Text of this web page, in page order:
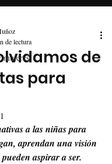
mujeres
de
para
de lectura
a las niñas para
aprendan una visión
aspirar a ser.